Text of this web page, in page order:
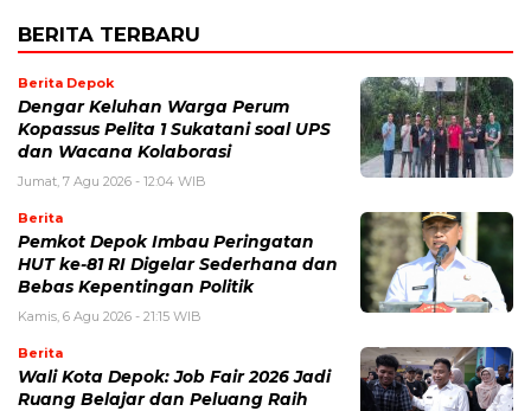
BERITA TERBARU
Berita Depok
Dengar Keluhan Warga Perum
Kopassus Pelita 1 Sukatani soal UPS
dan Wacana Kolaborasi
Jumat, 7 Agu 2026 - 12:04 WIB
Berita
Pemkot Depok Imbau Peringatan
HUT ke-81 RI Digelar Sederhana dan
Bebas Kepentingan Politik
Kamis, 6 Agu 2026 - 21:15 WIB
Berita
Wali Kota Depok: Job Fair 2026 Jadi
Ruang Belajar dan Peluang Raih